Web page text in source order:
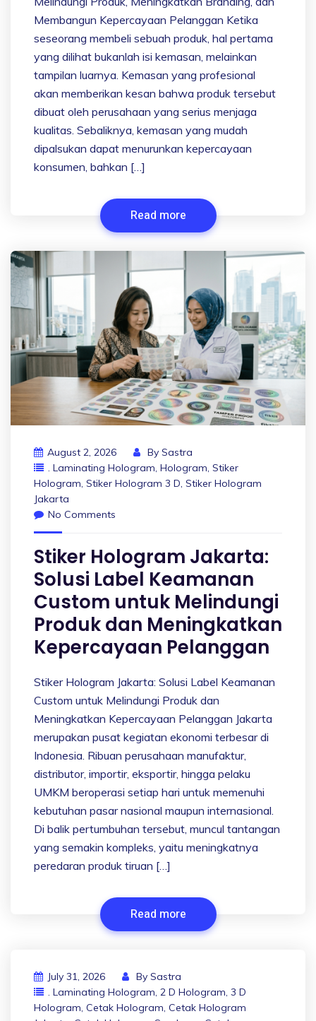
Membangun Kepercayaan Pelanggan Ketika
seseorang membeli sebuah produk, hal pertama
yang dilihat bukanlah isi kemasan, melainkan
tampilan luarnya. Kemasan yang profesional
akan memberikan kesan bahwa produk tersebut
dibuat oleh perusahaan yang serius menjaga
kualitas. Sebaliknya, kemasan yang mudah
dipalsukan dapat menurunkan kepercayaan
konsumen, bahkan […]
Read more
August 2, 2026 By Sastra
. Laminating Hologram, Hologram, Stiker
Hologram, Stiker Hologram 3 D, Stiker Hologram
Jakarta
No Comments
Stiker Hologram Jakarta:
Solusi Label Keamanan
Custom untuk Melindungi
Produk dan Meningkatkan
Kepercayaan Pelanggan
Stiker Hologram Jakarta: Solusi Label Keamanan
Custom untuk Melindungi Produk dan
Meningkatkan Kepercayaan Pelanggan Jakarta
merupakan pusat kegiatan ekonomi terbesar di
Indonesia. Ribuan perusahaan manufaktur,
distributor, importir, eksportir, hingga pelaku
UMKM beroperasi setiap hari untuk memenuhi
kebutuhan pasar nasional maupun internasional.
Di balik pertumbuhan tersebut, muncul tantangan
yang semakin kompleks, yaitu meningkatnya
peredaran produk tiruan […]
Read more
July 31, 2026 By Sastra
. Laminating Hologram, 2 D Hologram, 3 D
Hologram, Cetak Hologram, Cetak Hologram